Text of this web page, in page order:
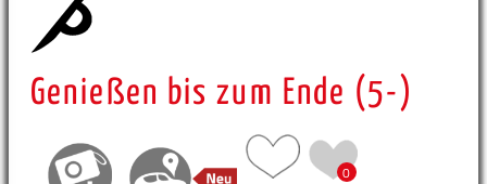
Genießen bis zum Ende (5-)
0